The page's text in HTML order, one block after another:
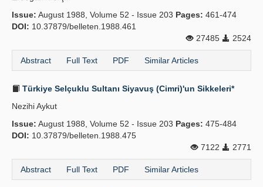
Issue: August 1988, Volume 52 - Issue 203 Pages: 461-474
DOI: 10.37879/belleten.1988.461
27485
2524
Abstract Full Text PDF Similar Articles
Türkiye Selçuklu Sultanı Siyavuş (Cimri)'un Sikkeleri*
Nezihi Aykut
Issue: August 1988, Volume 52 - Issue 203 Pages: 475-484
DOI: 10.37879/belleten.1988.475
7122
2771
Abstract Full Text PDF Similar Articles